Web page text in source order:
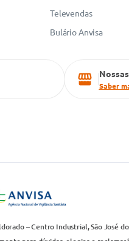
Televendas
Bulário Anvisa
Saber
– Centro Industrial, São José